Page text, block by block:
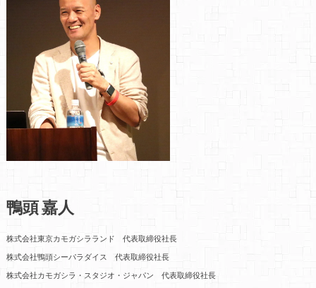
鴨頭 嘉人
株式会社東京カモガシラランド 代表取締役社長
株式会社鴨頭シーパラダイス 代表取締役社長
株式会社カモガシラ・スタジオ・ジャパン 代表取締役社長